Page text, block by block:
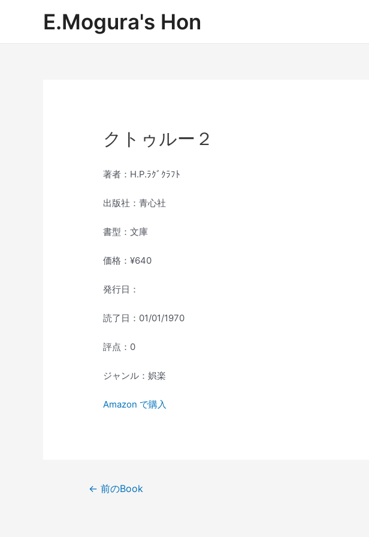
E.Mogura's Hon
クトゥルー２
著者：H.P.ﾗｸﾞｸﾗﾌﾄ
出版社：青心社
書型：文庫
価格：¥640
発行日：
読了日：01/01/1970
評点：0
ジャンル：娯楽
Amazon で購入
← 前のBook